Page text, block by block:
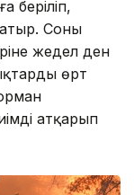
беріліп,
Соның
жедел ден
өрт
атқарып